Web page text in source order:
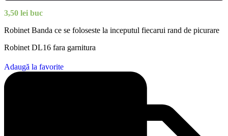
3,50 lei buc
Robinet Banda ce se foloseste la inceputul fiecarui rand de picurare
Robinet DL16 fara garnitura
Adaugă la favorite